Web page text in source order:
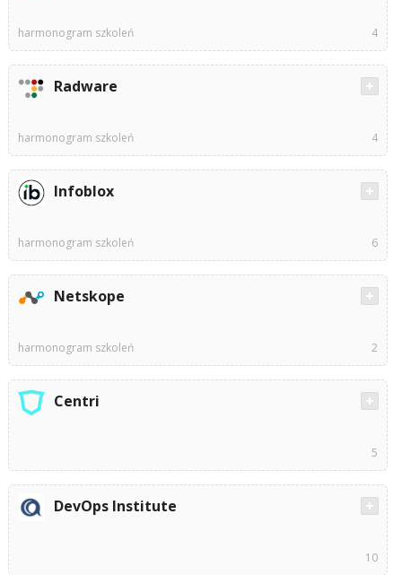
harmonogram szkoleń 4
Radware
harmonogram szkoleń 4
Infoblox
harmonogram szkoleń 6
Netskope
harmonogram szkoleń 2
Centri
5
DevOps Institute
10